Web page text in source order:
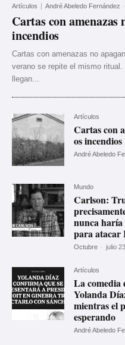
Artículos André Abeledo Fernández -
Cartas con amenazas
incendios
Cartas con amenazas no
verano se repite el mismo ritual.
llegan...
Artículos
Cartas con
os incendios
André Abeledo
Mundo
Carlson:
nunca haría
para atacar
Octubre - julio
Artículos
La comedia
Yolanda
mientras el
esperando
André Abeledo